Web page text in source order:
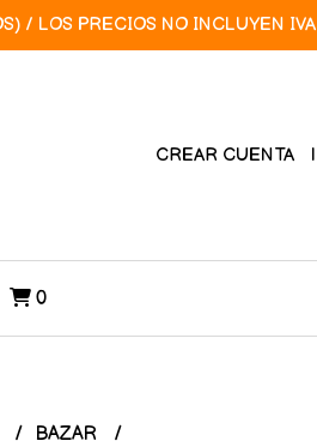
/ LOS PRECIOS NO INCLUYEN IVA
CREAR CUENTA
0
BAZAR